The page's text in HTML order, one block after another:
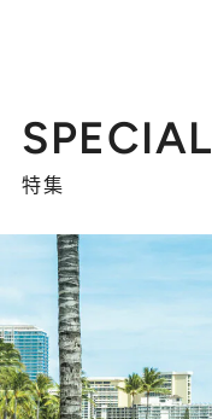
SPECIAL
特集